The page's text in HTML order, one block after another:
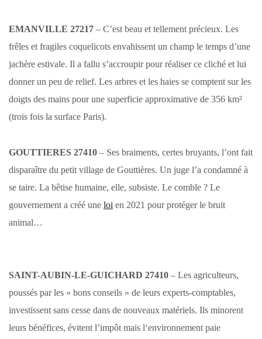
EMANVILLE 27217 – C’est beau et tellement précieux. Les
frêles et fragiles coquelicots envahissent un champ le temps d’une
jachère estivale. Il a fallu s’accroupir pour réaliser ce cliché et lui
donner un peu de relief. Les arbres et les haies se comptent sur les
doigts des mains pour une superficie approximative de 356 km²
(trois fois la surface Paris).
GOUTTIERES 27410 – Ses braiments, certes bruyants, l’ont fait
disparaître du petit village de Gouttières. Un juge l’a condamné à
se taire. La bêtise humaine, elle, subsiste. Le comble ? Le
gouvernement a créé une loi en 2021 pour protéger le bruit
animal…
SAINT-AUBIN-LE-GUICHARD 27410 – Les agriculteurs,
poussés par les « bons conseils » de leurs experts-comptables,
investissent sans cesse dans de nouveaux matériels. Ils minorent
leurs bénéfices, évitent l’impôt mais l‘environnement paie